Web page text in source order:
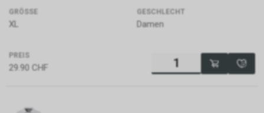
GRÖSSE
XL
GESCHLECHT
Damen
PREIS
29.90 CHF